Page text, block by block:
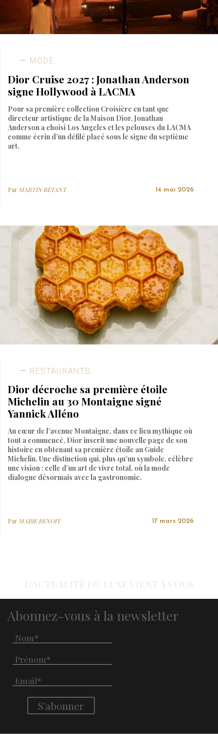
MODE
Dior Cruise 2027 : Jonathan Anderson
signe Hollywood à LACMA
Pour sa première collection Croisière en tant que
directeur artistique de la Maison Dior, Jonathan
Anderson a choisi Los Angeles et les pelouses du LACMA
comme écrin d’un défilé placé sous le signe du septième
art.
Par MARTIN BETANT 14 mai 2026
RESTAURANTS
Dior décroche sa première étoile
Michelin au 30 Montaigne signé
Yannick Alléno
Au cœur de l’avenue Montaigne, dans ce lieu mythique où
tout a commencé, Dior inscrit une nouvelle page de son
histoire en obtenant sa première étoile au Guide
Michelin. Une distinction qui, plus qu’un symbole, célèbre
une vision : celle d’un art de vivre total, où la mode
dialogue désormais avec la gastronomie.
ParMARIE BENOIT 17 mars 2026
Abonnez-vous à la newsletter